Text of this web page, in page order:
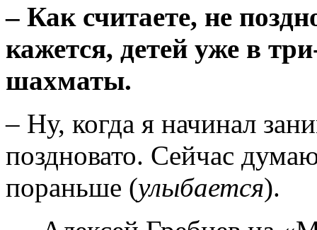
– Как считаете, не
кажется, детей уже в
шахматы.
– Ну, когда я начинал
поздновато. Сейчас
пораньше (улыбается).